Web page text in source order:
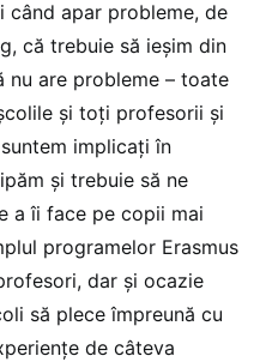
când apar probleme, de
că trebuie să ieșim din
nu are probleme – toate
și toți profesorii și
implicați în
și trebuie să ne
a îi face pe copii mai
programelor Erasmus
dar și ocazie
să plece împreună cu
de câteva